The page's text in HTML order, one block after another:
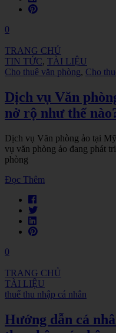
0
TRANG CHỦ
TIN TỨC, TÀI LIỆU
Cho thuê văn phòng, Cho
Dịch vụ Văn
nở rộ như thế
Dịch vụ Văn phòng ảo tại
vụ văn phòng ảo đang phát
phòng
Đọc Thêm
0
TRANG CHỦ
TÀI LIỆU
thuế thu nhập cá nhân
Hướng dẫn cá